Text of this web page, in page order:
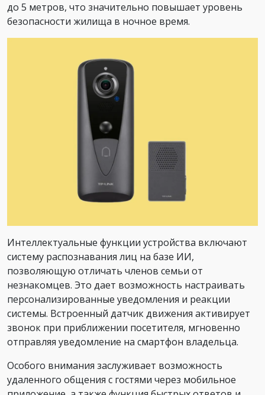
до 5 метров, что значительно повышает уровень
безопасности жилища в ночное время.
Интеллектуальные функции устройства включают
систему распознавания лиц на базе ИИ,
позволяющую отличать членов семьи от
незнакомцев. Это дает возможность настраивать
персонализированные уведомления и реакции
системы. Встроенный датчик движения активирует
звонок при приближении посетителя, мгновенно
отправляя уведомление на смартфон владельца.
Особого внимания заслуживает возможность
удаленного общения с гостями через мобильное